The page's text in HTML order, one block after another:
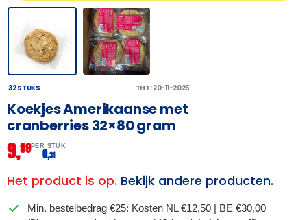
32 STUKS THT: 20-11-2025
Koekjes Amerikaanse met
cranberries 32×80 gram
9,99PER STUK
0,31
Het product is op. Bekijk andere producten.
Min. bestelbedrag €25: Kosten NL €12,50 | BE €30,00